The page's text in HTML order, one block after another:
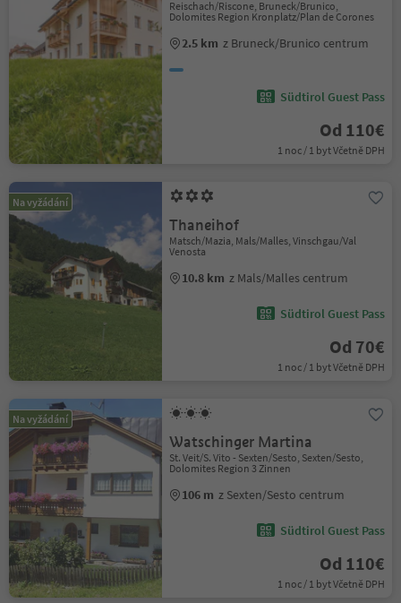
Reischach/Riscone, Bruneck/Brunico,
Dolomites Region Kronplatz/Plan de Corones
2.5 km z Bruneck/Brunico centrum
Südtirol Guest Pass
Od 110€
1 noc / 1 byt Včetně DPH
Na vyžádání
Thaneihof
Matsch/Mazia, Mals/Malles, Vinschgau/Val
Venosta
10.8 km z Mals/Malles centrum
Südtirol Guest Pass
Od 70€
1 noc / 1 byt Včetně DPH
Na vyžádání
Watschinger Martina
St. Veit/S. Vito - Sexten/Sesto, Sexten/Sesto,
Dolomites Region 3 Zinnen
106 m z Sexten/Sesto centrum
Südtirol Guest Pass
Od 110€
1 noc / 1 byt Včetně DPH